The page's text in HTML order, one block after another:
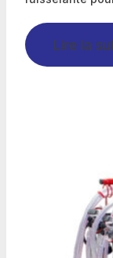
Lire la